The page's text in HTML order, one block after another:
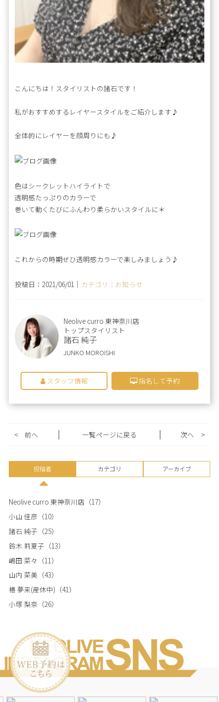
こんにちは！スタイリストの諸石です！
私がおすすめするレイヤースタイルをご紹介します♪
全体的にレイヤーを顔周りにも♪
色はシークレットハイライトで
透明感たっぷりのカラーで
巻いて動くたびにふんわり柔らかいスタイルに＊
これからの時期ぜひ透明感カラーで楽しみましょう♪
投稿日：2021/06/01｜ カテゴリ：お知らせ
Neolive curro 東神奈川店
トップスタイリスト
諸石 純子
JUNKO MOROISHI
スタッフ情報 指名して予約
< 前へ 一覧ページに戻る >
次へ
投稿者 カテゴリ アーカイブ
Neolive curro 東神奈川店 （17）
小山 佳彦 （10）
諸石 純子 （25）
鈴木 莉夏子 （13）
嶋田 菜々 （11）
山内 菜美 （43）
椿 夢来(産休中) （41）
小塚 梨奈 （26）